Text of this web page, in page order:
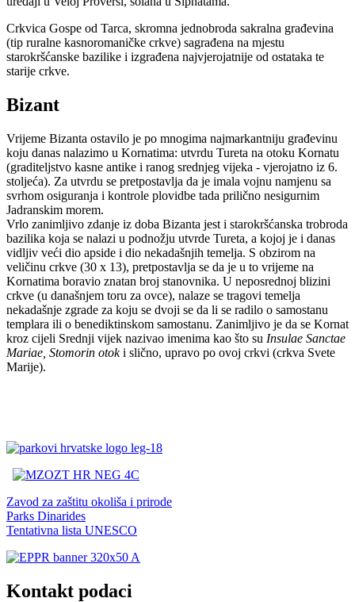
Crkvica Gospe od Tarca, skromna jednobroda sakralna građevina
(tip ruralne kasnoromaničke crkve) sagrađena na mjestu
starokršćanske bazilike i izgrađena najvjerojatnije od ostataka te
starije crkve.
Bizant
Vrijeme Bizanta ostavilo je po mnogima najmarkantniju građevinu
koju danas nalazimo u Kornatima: utvrdu Tureta na otoku Kornatu
(graditeljstvo kasne antike i ranog srednjeg vijeka - vjerojatno iz 6.
stoljeća). Za utvrdu se pretpostavlja da je imala vojnu namjenu sa
svrhom osiguranja i kontrole plovidbe tada prilično nesigurnim
Jadranskim morem.
Vrlo zanimljivo zdanje iz doba Bizanta jest i starokršćanska trobroda
bazilika koja se nalazi u podnožju utvrde Tureta, a kojoj je i danas
vidljiv veći dio apside i dio nekadašnjih temelja. S obzirom na
veličinu crkve (30 x 13), pretpostavlja se da je u to vrijeme na
Kornatima boravio znatan broj stanovnika. U neposrednoj blizini
crkve (u današnjem toru za ovce), nalaze se tragovi temelja
nekadašnje zgrade za koju se dvoji se da li se radilo o samostanu
templara ili o benediktinskom samostanu. Zanimljivo je da se Kornat
kroz cijeli Srednji vijek nazivao imenima kao što su Insulae Sanctae
Mariae, Stomorin otoki slično, upravo po ovoj crkvi (crkva Svete
Marije).
Zavod za zaštitu okoliša i prirode
Parks Dinarides
Tentativna lista UNESCO
Kontakt podaci